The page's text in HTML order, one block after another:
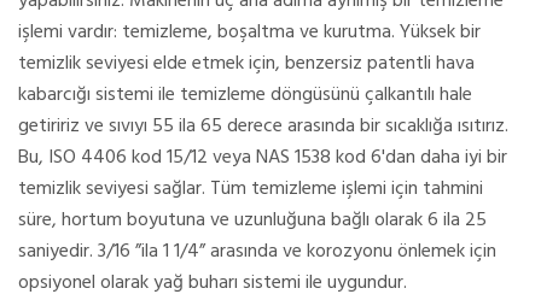
işlemi vardır: temizleme, boşaltma ve kurutma. Yüksek bir
temizlik seviyesi elde etmek için, benzersiz patentli hava
kabarcığı sistemi ile temizleme döngüsünü çalkantılı hale
getiririz ve sıvıyı 55 ila 65 derece arasında bir sıcaklığa ısıtırız.
Bu, ISO 4406 kod 15/12 veya NAS 1538 kod 6'dan daha iyi bir
temizlik seviyesi sağlar. Tüm temizleme işlemi için tahmini
süre, hortum boyutuna ve uzunluğuna bağlı olarak 6 ila 25
saniyedir. 3/16 ”ila 1 1/4” arasında ve korozyonu önlemek için
opsiyonel olarak yağ buharı sistemi ile uygundur.